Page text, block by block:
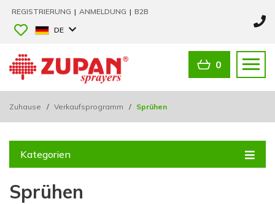
REGISTRIERUNG | ANMELDUNG | B2B
DE
0
Zuhause / Verkaufsprogramm / Sprühen
Kategorien
Sprühen